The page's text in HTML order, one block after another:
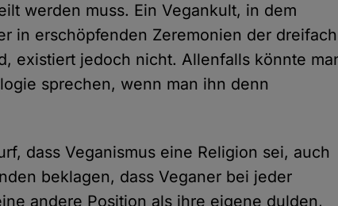
werden muss. Ein Vegankult, in dem
in erschöpfenden Zeremonien der dreifach
existiert jedoch nicht. Allenfalls könnte
sprechen, wenn man ihn denn
dass Veganismus eine Religion sei, auch
beklagen, dass Veganer bei jeder
andere Position als ihre eigene dulden,